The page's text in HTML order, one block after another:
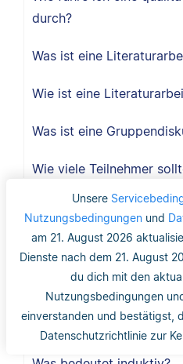
Unsere
Nutzungsbedingungen und
am 21. August 2026
Dienste nach dem 21. August
du dich mit den
Nutzungsbedingungen
einverstanden und bestätigst,
Datenschutzrichtlinie zur
durch?
Was ist eine
Wie ist eine
Was ist eine
Wie viele Teilnehmer
Gruppendiskussion haben?
Warum sollte ich eine
durchführen?
Wie lang ist der
Was bedeutet deduktiv